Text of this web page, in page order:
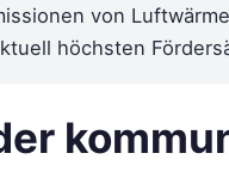
von
höchsten